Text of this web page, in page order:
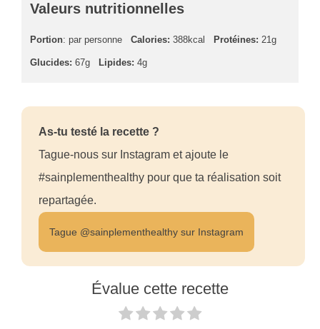
Valeurs nutritionnelles
Portion: par personne Calories: 388kcal Protéines: 21g
Glucides: 67g Lipides: 4g
As-tu testé la recette ?
Tague-nous sur Instagram et ajoute le
#sainplementhealthy pour que ta réalisation soit
repartagée.
Tague @sainplementhealthy sur Instagram
Évalue cette recette